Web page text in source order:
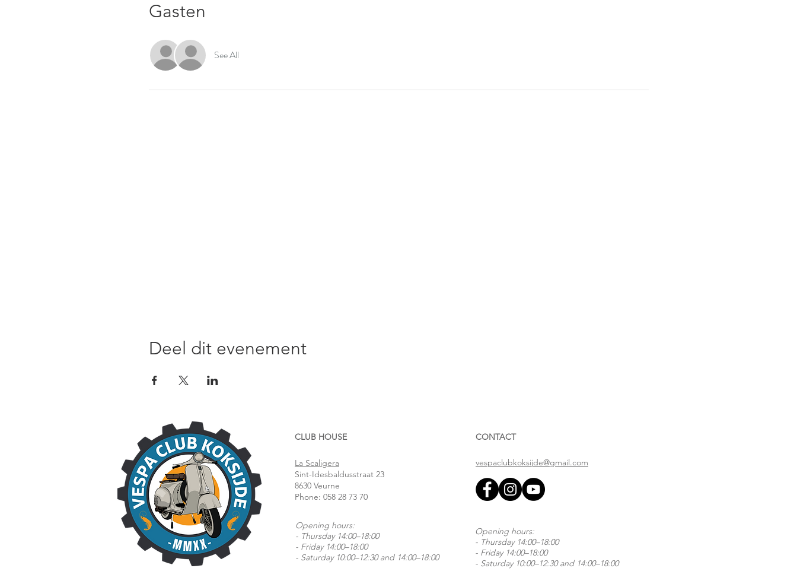
Gasten
See All
Deel dit evenement
CLUB HOUSE
La Scaligera
Sint-Idesbaldusstraat 23
8630 Veurne
Phone: 058 28 73 70
Opening hours:
- Thursday 14:00–18:00
- Friday 14:00–18:00
- Saturday 10:00–12:30 and 14:00–18:00
CONTACT
vespaclubkoksijde@gmail.com
Opening hours:
- Thursday 14:00–18:00
- Friday 14:00–18:00
- Saturday 10:00–12:30 and 14:00–18:00